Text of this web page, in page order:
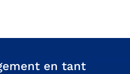
en tant